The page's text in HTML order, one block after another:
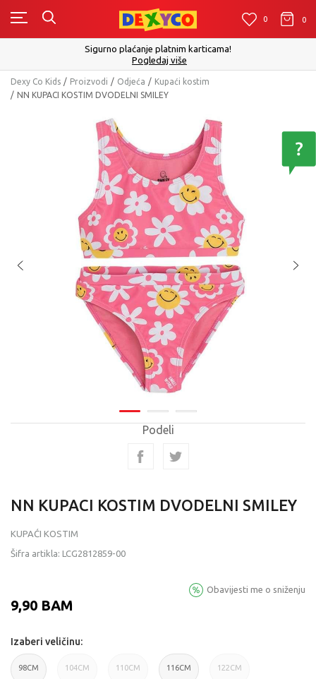
0 0
Sigurno plaćanje platnim karticama!
Pogledaj više
Dexy Co Kids Proizvodi Odjeća
Kupaći kostim
NN KUPACI KOSTIM DVODELNI SMILEY
Podeli
NN KUPACI KOSTIM DVODELNI SMILEY
KUPAĆI KOSTIM
Šifra artikla: LCG2812859-00
9,90 BAM
Obavijesti me o sniženju
Izaberi veličinu:
98CM 104CM 110CM 116CM 122CM